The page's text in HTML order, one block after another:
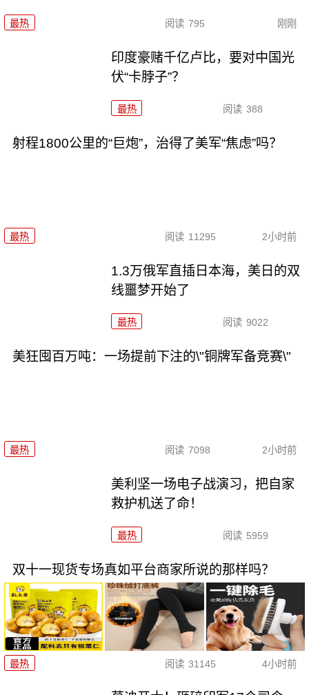
最热 阅读 795 刚刚
印度豪赌千亿卢比，要对中国光
伏“卡脖子”？
最热 阅读 388
射程1800公里的“巨炮”，治得了美军“焦虑”吗？
最热 阅读 11295 2小时前
1.3万俄军直插日本海，美日的双
线噩梦开始了
最热 阅读 9022
美狂囤百万吨：一场提前下注的\"铜牌军备竞赛\"
最热 阅读 7098 2小时前
美利坚一场电子战演习，把自家
救护机送了命！
最热 阅读 5959
双十一现货专场真如平台商家所说的那样吗？
最热 阅读 31145 4小时前